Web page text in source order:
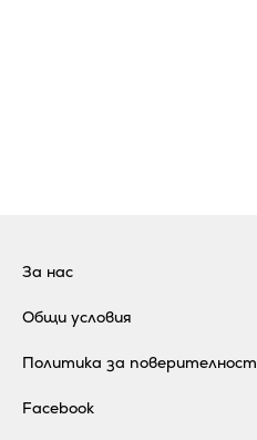
За нас
Общи условия
Политика за поверителност
Facebook